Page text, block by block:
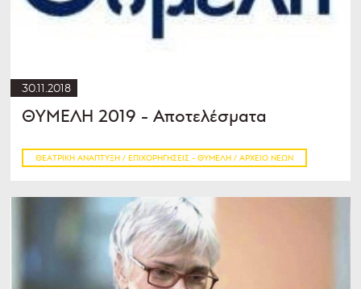
30.11.2018
ΘΥΜΕΛΗ 2019 - Αποτελέσματα
ΘΕΑΤΡΙΚΉ ΑΝΆΠΤΥΞΗ / ΕΠΙΧΟΡΗΓΉΣΕΙΣ - ΘΥΜΕΛΗ / ΑΡΧΕΊΟ ΝΈΩΝ